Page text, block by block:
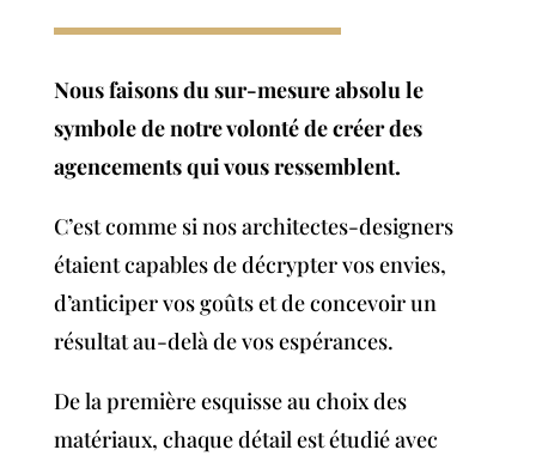
Nous faisons du sur-mesure absolu le
symbole de notre volonté de créer des
agencements qui vous ressemblent.
C’est comme si nos architectes-designers
étaient capables de décrypter vos envies,
d’anticiper vos goûts et de concevoir un
résultat au-delà de vos espérances.
De la première esquisse au choix des
matériaux, chaque détail est étudié avec